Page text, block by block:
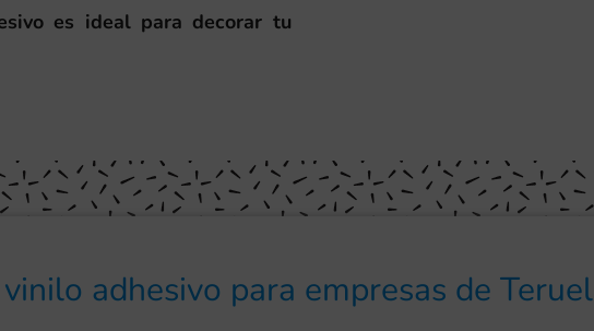
es ideal para decorar tu
adhesivo para empresas de Teruel